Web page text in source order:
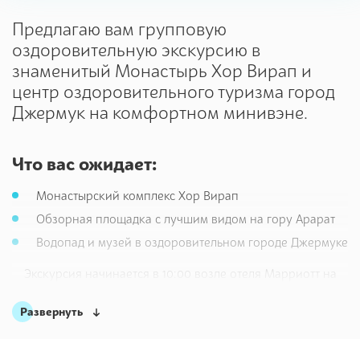
Предлагаю вам групповую
оздоровительную экскурсию в
знаменитый Монастырь Хор Вирап и
центр оздоровительного туризма город
Джермук на комфортном минивэне.
Что вас ожидает:
Монастырский комплекс Хор Вирап
Обзорная площадка с лучшим видом на гору Арарат
Водопад и музей в оздоровительном городе Джермуке
Экскурсия начинается в 10:00 возле отеля Марриотт на
1 пункт
Развернуть